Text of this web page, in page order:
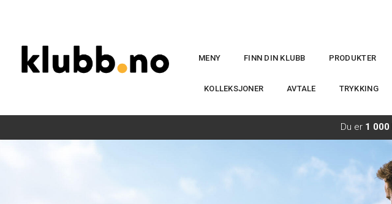
MENY FINN DIN KLUBB PRODUKTER
KOLLEKSJONER AVTALE TRYKKING
Du er 1 000